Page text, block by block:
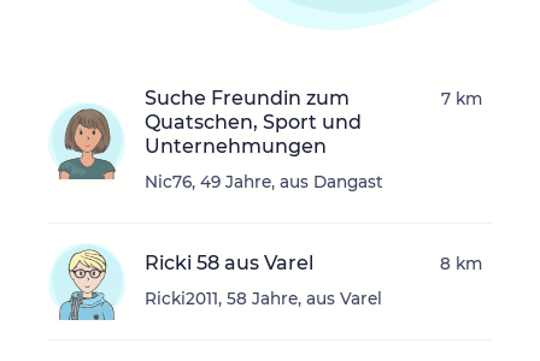
Suche Freundin zum
Quatschen, Sport und
Unternehmungen
Nic76, 49 Jahre, aus Dangast
7 km
Ricki 58 aus Varel
Ricki2011, 58 Jahre, aus Varel
8 km